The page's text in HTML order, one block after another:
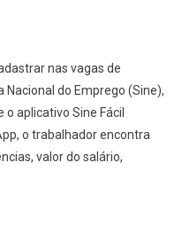
nas vagas de
do Emprego (Sine),
aplicativo Sine Fácil
o trabalhador encontra
valor do salário,